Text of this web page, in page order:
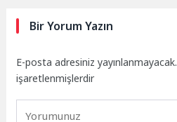
Bir Yorum Yazın
E-posta adresiniz yayınlanmayacak.
işaretlenmişlerdir